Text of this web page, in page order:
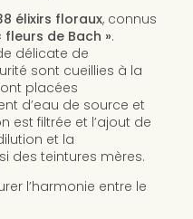
élixirs floraux, connus
fleurs de Bach ».
délicate de
sont cueillies à la
placées
d’eau de source et
est filtrée et l’ajout de
et la
des teintures mères.
l’harmonie entre le